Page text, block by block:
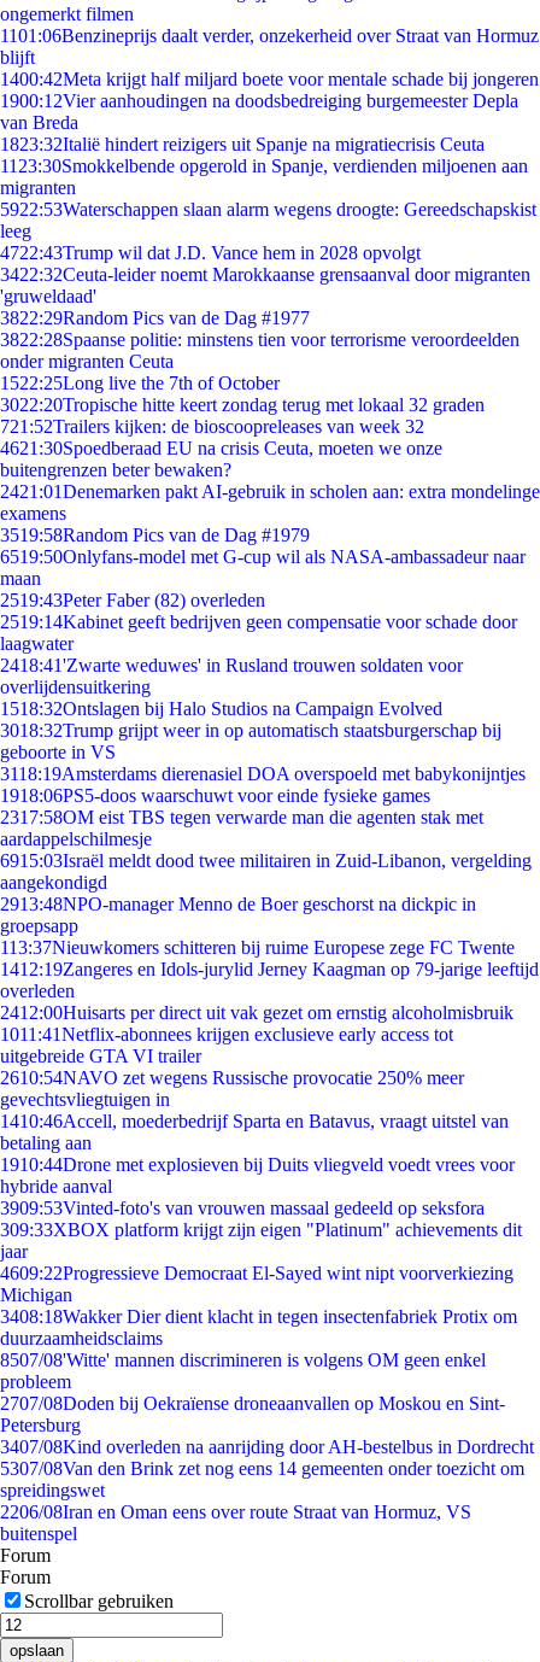
ongemerkt filmen
1101:06Benzineprijs daalt verder, onzekerheid over Straat van Hormuz
blijft
1400:42Meta krijgt half miljard boete voor mentale schade bij jongeren
1900:12Vier aanhoudingen na doodsbedreiging burgemeester Depla
van Breda
1823:32Italië hindert reizigers uit Spanje na migratiecrisis Ceuta
11 23:30Smokkelbende opgerold in Spanje, verdienden miljoenen aan
migranten
5922:53Waterschappen slaan alarm wegens droogte: Gereedschapskist
leeg
4722:43Trump wil dat J.D. Vance hem in 2028 opvolgt
3422:32Ceuta-leider noemt Marokkaanse grensaanval door migranten
'gruweldaad'
3822:29Random Pics van de Dag #1977
3822:28Spaanse politie: minstens tien voor terrorisme veroordeelden
onder migranten Ceuta
1522:25Long live the 7th of October
3022:20Tropische hitte keert zondag terug met lokaal 32 graden
721:52Trailers kijken: de bioscoopreleases van week 32
4621:30Spoedberaad EU na crisis Ceuta, moeten we onze
buitengrenzen beter bewaken?
2421:01Denemarken pakt AI-gebruik in scholen aan: extra mondelinge
examens
3519:58Random Pics van de Dag #1979
6519:50Onlyfans-model met G-cup wil als NASA-ambassadeur naar
maan
2519:43Peter Faber (82) overleden
2519:14Kabinet geeft bedrijven geen compensatie voor schade door
laagwater
2418:41'Zwarte weduwes' in Rusland trouwen soldaten voor
overlijdensuitkering
1518:32Ontslagen bij Halo Studios na Campaign Evolved
3018:32Trump grijpt weer in op automatisch staatsburgerschap bij
geboorte in VS
3118:19Amsterdams dierenasiel DOA overspoeld met babykonijntjes
1918:06PS5-doos waarschuwt voor einde fysieke games
2317:58OM eist TBS tegen verwarde man die agenten stak met
aardappelschilmesje
6915:03Israël meldt dood twee militairen in Zuid-Libanon, vergelding
aangekondigd
2913:48NPO-manager Menno de Boer geschorst na dickpic in
groepsapp
113:37Nieuwkomers schitteren bij ruime Europese zege FC Twente
1412:19Zangeres en Idols-jurylid Jerney Kaagman op 79-jarige leeftijd
overleden
2412:00Huisarts per direct uit vak gezet om ernstig alcoholmisbruik
1011:41Netflix-abonnees krijgen exclusieve early access tot
uitgebreide GTA VI trailer
2610:54NAVO zet wegens Russische provocatie 250% meer
gevechtsvliegtuigen in
1410:46Accell, moederbedrijf Sparta en Batavus, vraagt uitstel van
betaling aan
1910:44Drone met explosieven bij Duits vliegveld voedt vrees voor
hybride aanval
3909:53Vinted-foto's van vrouwen massaal gedeeld op seksfora
309:33XBOX platform krijgt zijn eigen "Platinum" achievements dit
jaar
4609:22Progressieve Democraat El-Sayed wint nipt voorverkiezing
Michigan
3408:18Wakker Dier dient klacht in tegen insectenfabriek Protix om
duurzaamheidsclaims
8507/08'Witte' mannen discrimineren is volgens OM geen enkel
probleem
2707/08Doden bij Oekraïense droneaanvallen op Moskou en Sint-
Petersburg
3407/08Kind overleden na aanrijding door AH-bestelbus in Dordrecht
5307/08Van den Brink zet nog eens 14 gemeenten onder toezicht om
spreidingswet
2206/08Iran en Oman eens over route Straat van Hormuz, VS
buitenspel
Forum
Forum
Scrollbar gebruiken
opslaan